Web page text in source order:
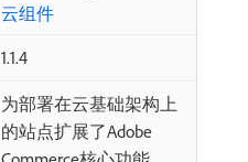
云组件
1.1.4
为部署在云基础架构上
的站点扩展了Adobe